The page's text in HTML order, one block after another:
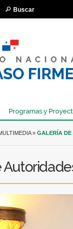
Buscar
Programas y
AQUÍ
» GALERÍA DE